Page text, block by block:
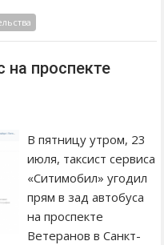
на проспекте
В пятницу утром, 23
июля, таксист сервиса
«Ситимобил» угодил
прям в зад автобуса
на проспекте
Ветеранов в Санкт-